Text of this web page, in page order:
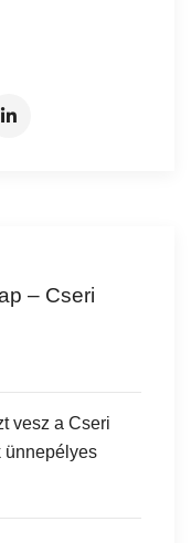
– Cseri
vesz a Cseri
ünnepélyes